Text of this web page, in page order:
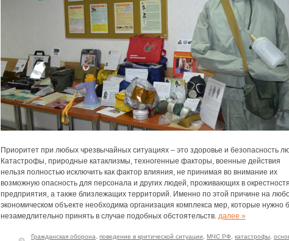
Приоритет при любых чрезвычайных ситуациях – это здоровье и безопасность
Катастрофы, природные катаклизмы, техногенные факторы, военные действия
нельзя полностью исключить как фактор влияния, не принимая во внимание их
возможную опасность для персонала и других людей, проживающих в
предприятия, а также близлежащих территорий. Именно по этой причине на
экономическом объекте необходима организация комплекса мер, которые нужно
незамедлительно принять в случае подобных обстоятельств. далее »
Гражданская оборона поведение в критической ситуации МЧС РФ катастрофы